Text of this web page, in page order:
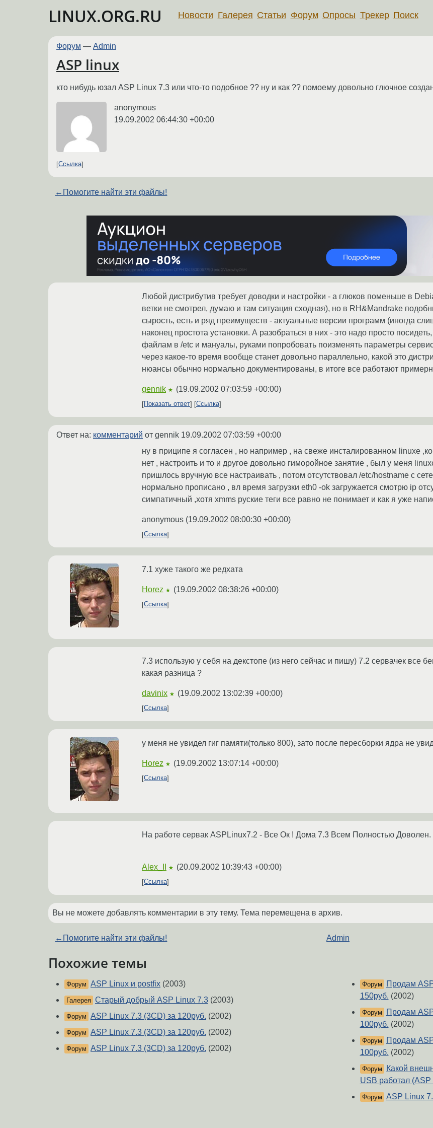
LINUX.ORG.RU Новости Галерея Статьи Форум Опросы Трекер Поиск
Форум — Admin
ASP linux
кто нибудь юзал ASP Linux 7.3 или что-то подобное ?? ну и как ?? помоему довольно глючное
anonymous
19.09.2002 06:44:30 +00:00
Ссылка
← Помогите найти эти файлы!
Любой дистрибутив требует доводки и настройки - а глюков поменьше в
ветки не смотрел, думаю и там ситуация сходная), но в RH&Mandrake
сырость, есть и ряд преимуществ - актуальные версии программ (иногда
наконец простота установки. А разобраться в них - это надо просто
файлам в /etc и мануалы, руками попробовать поизменять параметры
через какое-то время вообще станет довольно параллельно, какой это
нюансы обычно нормально документированы, в итоге все работают
gennik ★ (19.09.2002 07:03:59 +00:00)
Показать ответ Ссылка
Ответ на: комментарий от gennik 19.09.2002 07:03:59 +00:00
ну в приципе я согласен , но например , на свеже инсталированном linuxe
нет , настроить и то и другое довольно гиморойное занятие , был у меня
пришлось вручную все настраивать , потом отсутствовал /etc/hostname с
нормально прописано , вл время загрузки eth0 -ok загружается смотрю ip
симпатичный ,хотя xmms руские теги все равно не понимает и как я уже
anonymous (19.09.2002 08:00:30 +00:00)
Ссылка
7.1 хуже такого же редхата
Horez ★ (19.09.2002 08:38:26 +00:00)
Ссылка
7.3 использую у себя на декстопе (из него сейчас и пишу) 7.2 сервачек все
какая разница ?
davinix ★ (19.09.2002 13:02:39 +00:00)
Ссылка
у меня не увидел гиг памяти(только 800), зато после пересборки ядра не
Horez ★ (19.09.2002 13:07:14 +00:00)
Ссылка
На работе сервак ASPLinux7.2 - Все Ок ! Дома 7.3 Всем Полностью Доволен.
Alex_II ★ (20.09.2002 10:39:43 +00:00)
Ссылка
Вы не можете добавлять комментарии в эту тему. Тема перемещена в архив.
← Помогите найти эти файлы! Admin
Похожие темы
Форум ASP Linux и postfix (2003)
Галерея Старый добрый ASP Linux 7.3 (2003)
Форум ASP Linux 7.3 (3CD) за 120руб. (2002)
Форум ASP Linux 7.3 (3CD) за 120руб. (2002)
Форум ASP Linux 7.3 (3CD) за 120руб. (2002)
Форум
Продам
150руб. (2002)
Форум
Продам
100руб. (2002)
Форум
Продам
100руб. (2002)
Форум
Какой
USB работал (ASP
Форум ASP Linux